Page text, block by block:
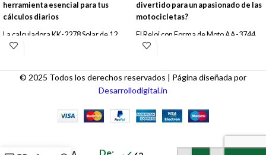
herramienta esencial para tus
cálculos diarios
La calculadora KK-2278 Solar de 12
dígitos es la solución perfecta para tus
funcional, esta calculadora te brinda la
precisión y la comodidad que necesitas
para realizar todo tipo de cálculos, ya
divertido para un apasionado de las
motocicletas?
El Reloj con Forma de Moto AA-3744
es la opción perfecta. Este creativo reloj
con el diseño único de una moto,
convirtiéndose en una pieza decorativa
llamativa para cualquier espacio. Ideal
cualquier lugar donde se quiera añadir
© 2025 Todos los derechos reservados | Página diseñada por
Desarrollodigital.in
De: